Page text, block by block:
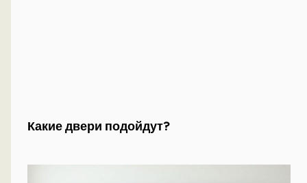
Какие двери подойдут?